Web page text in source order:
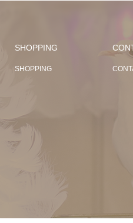
SHOPPING
SHOPPING